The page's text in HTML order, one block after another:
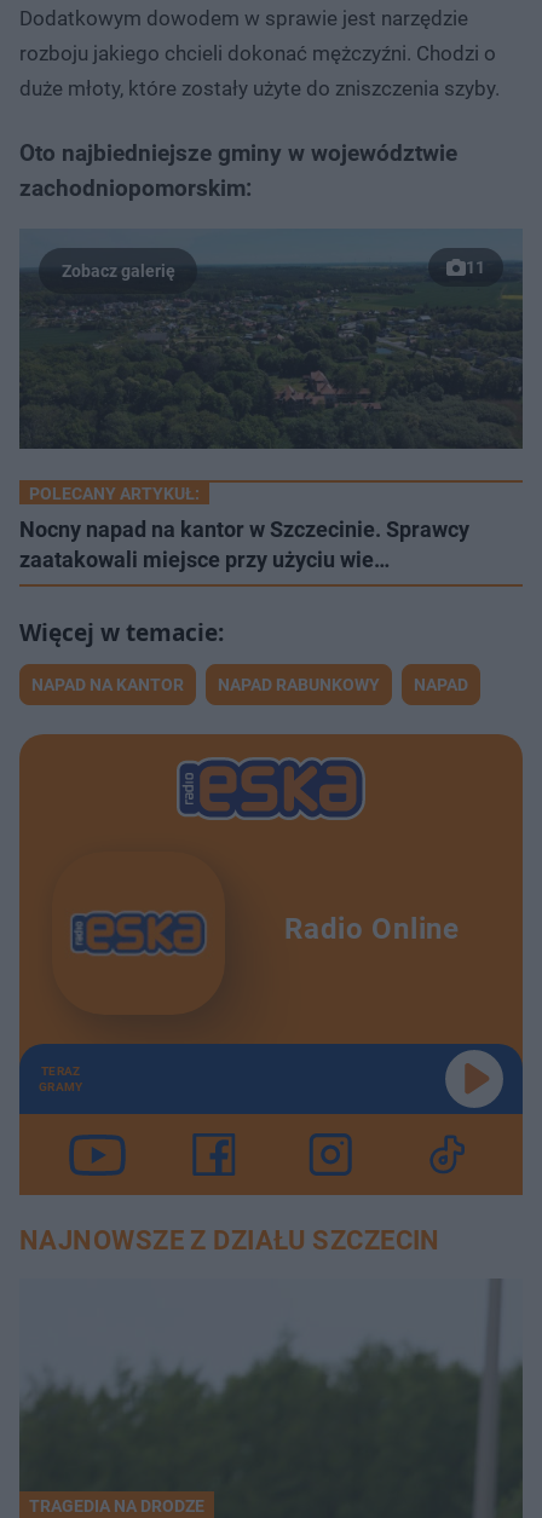
Dodatkowym dowodem w sprawie jest narzędzie
rozboju jakiego chcieli dokonać mężczyźni. Chodzi o
duże młoty, które zostały użyte do zniszczenia szyby.
Oto najbiedniejsze gminy w województwie
zachodniopomorskim:
11
POLECANY ARTYKUŁ:
Nocny napad na kantor w Szczecinie. Sprawcy
zaatakowali miejsce przy użyciu wie…
NAPAD NA KANTOR NAPAD RABUNKOWY NAPAD
Radio Online
TERAZ
GRAMY
NAJNOWSZE Z DZIAŁU SZCZECIN
TRAGEDIA NA DRODZE